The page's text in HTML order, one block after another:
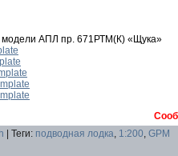
модели АПЛ пр. 671РТМ(К) «Щука»
Теги: подводная лодка, 1:200, GPM